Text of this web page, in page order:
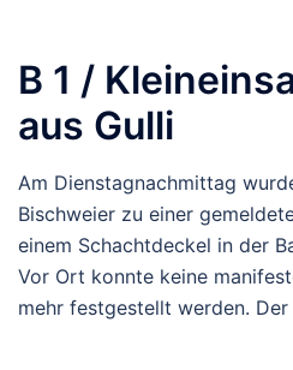
B 1 /
aus Gulli
Am Dienstagnachmittag
Bischweier zu einer
einem Schachtdeckel in der
Vor Ort konnte keine
mehr festgestellt werden.